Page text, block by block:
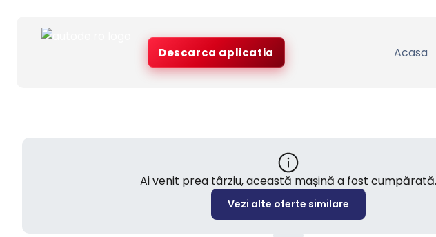
Descarca aplicatia Acasa
Ai venit prea târziu, această mașină a fost cumpărată.
Vezi alte oferte similare